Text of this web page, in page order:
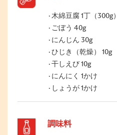
木綿豆腐 1丁（300g）
ごぼう 40g
にんじん 30g
ひじき（乾燥） 10g
干しえび 10g
にんにく 1かけ
しょうが 1かけ
調味料